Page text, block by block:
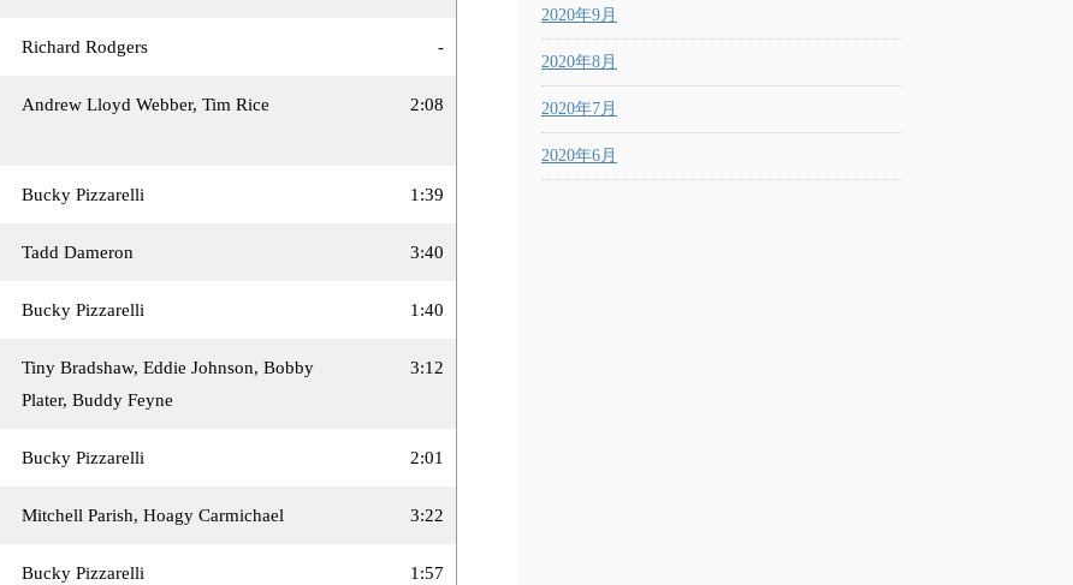
Richard Rodgers -
Andrew Lloyd Webber, Tim Rice 2:08
Bucky Pizzarelli 1:39
Tadd Dameron 3:40
Bucky Pizzarelli 1:40
Tiny Bradshaw, Eddie Johnson, Bobby
Plater, Buddy Feyne
3:12
Bucky Pizzarelli 2:01
Mitchell Parish, Hoagy Carmichael 3:22
Bucky Pizzarelli 1:57
2020年9月
2020年8月
2020年7月
2020年6月